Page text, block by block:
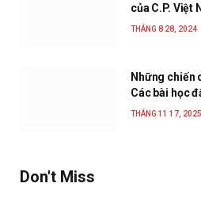
của C.P. Việt
nghiệp xanh,
THÁNG 8 28, 2024
Những chiến
Các bài học
năm 2025
THÁNG 11 17, 2025
Don't Miss